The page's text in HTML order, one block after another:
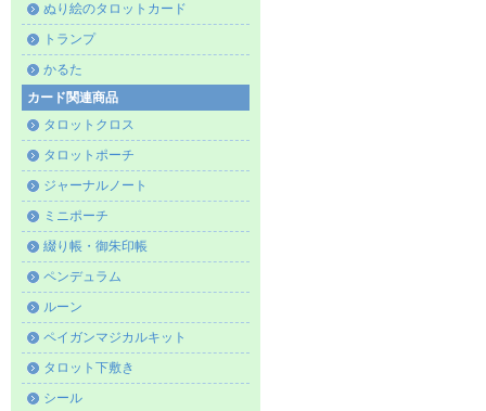
ぬり絵のタロットカード
トランプ
かるた
カード関連商品
タロットクロス
タロットポーチ
ジャーナルノート
ミニポーチ
綴り帳・御朱印帳
ペンデュラム
ルーン
ペイガンマジカルキット
タロット下敷き
シール